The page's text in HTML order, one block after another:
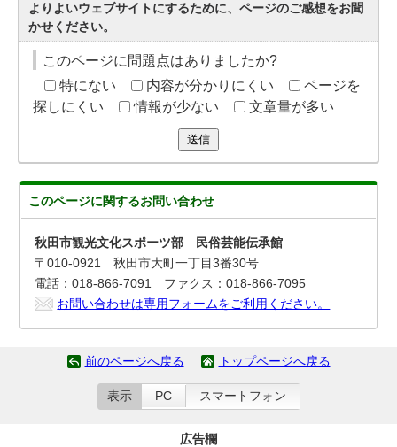
よりよいウェブサイトにするために、ページのご感想をお聞
かせください。
このページに問題点はありましたか?
特にない
内容が分かりにくい
ページを
探しにくい
情報が少ない 文章量が多い
送信
このページに関するお問い合わせ
秋田市観光文化スポーツ部 民俗芸能伝承館
〒010-0921 秋田市大町一丁目3番30号
電話：018-866-7091 ファクス：018-866-7095
お問い合わせは専用フォームをご利用ください。
前のページへ戻る トップページへ戻る
表示 PC スマートフォン
広告欄